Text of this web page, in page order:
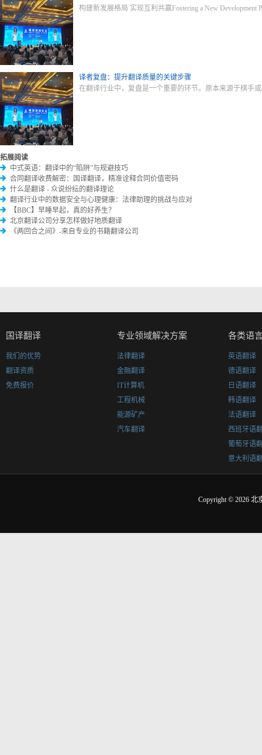
构建新发展格局 实现互利共赢Fostering a New Development
译者复盘：提升翻译质量的关键步骤
在翻译行业中，复盘是一个重要的环节。原本来源于棋手
拓展阅读
中式英语：翻译中的“陷阱”与规避技巧
合同翻译收费解密：国译翻译，精准诠释合同价值密码
什么是翻译 - 众说纷纭的翻译理论
翻译行业中的数据安全与心理健康：法律助理的挑战与应对
【BBC】早睡早起，真的好养生？
北京翻译公司分享怎样做好地质翻译
《两回合之间》-来自专业的书籍翻译公司
国译翻译
我们的优势
翻译资质
免费报价
专业领域解决方案
法律翻译
金融翻译
IT计算机
工程机械
能源矿产
汽车翻译
各类语
英语翻译
德语翻译
日语翻译
韩语翻译
法语翻译
西班牙语
葡萄牙语
意大利语
Copyright © 2026 北